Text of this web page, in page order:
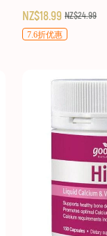
NZ$18.99 NZ$24.99
7.6折优惠